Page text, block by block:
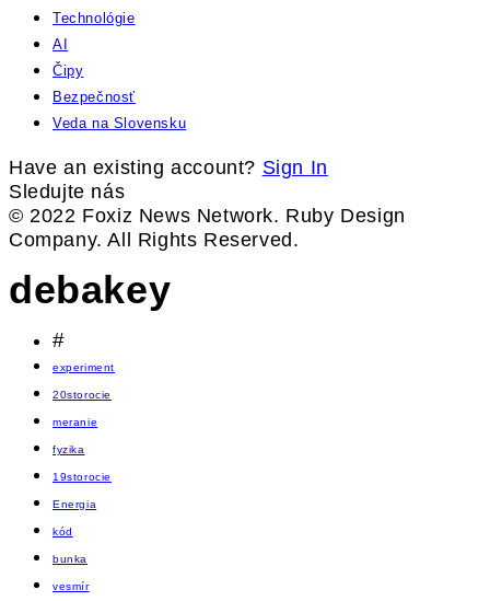
Technológie
AI
Čipy
Bezpečnosť
Veda na Slovensku
Have an existing account? Sign In
Sledujte nás
© 2022 Foxiz News Network. Ruby Design
Company. All Rights Reserved.
debakey
#
experiment
20storocie
meranie
fyzika
19storocie
Energia
kód
bunka
vesmír